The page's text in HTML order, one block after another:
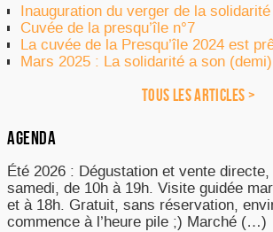
Inauguration du verger de la
Cuvée de la presqu’île n°7
La cuvée de la Presqu’île 2024 est
Mars 2025 : La solidarité a son
TOUS LES ARTICLES >
AGENDA
Été 2026 : Dégustation et vente
samedi, de 10h à 19h. Visite guidée
et à 18h. Gratuit, sans réservation,
commence à l’heure pile ;) Marché (…)